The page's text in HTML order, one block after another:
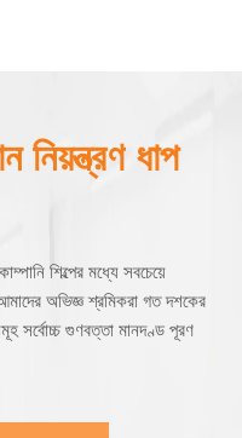
নিয়ন্ত্রণ ধাপ
শিল্পের মধ্যে সবচেয়ে
অভিজ্ঞ শ্রমিকরা গত দশকের
সর্বোচ্চ গুণবত্তা মানদণ্ড পূরণ